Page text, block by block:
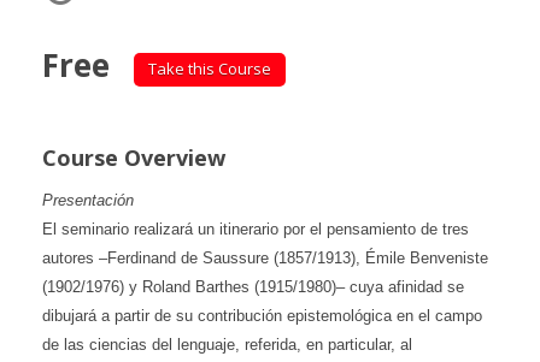
Free Take this Course
Course Overview
Presentación
El seminario realizará un itinerario por el pensamiento de tres
autores –Ferdinand de Saussure (1857/1913), Émile Benveniste
(1902/1976) y Roland Barthes (1915/1980)– cuya afinidad se
dibujará a partir de su contribución epistemológica en el campo
de las ciencias del lenguaje, referida, en particular, al